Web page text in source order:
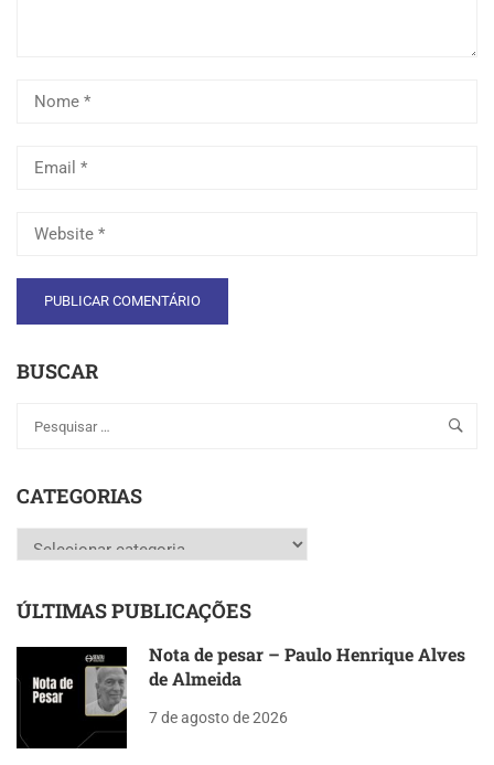
BUSCAR
CATEGORIAS
Categorias
ÚLTIMAS PUBLICAÇÕES
Nota de pesar – Paulo Henrique Alves
de Almeida
7 de agosto de 2026